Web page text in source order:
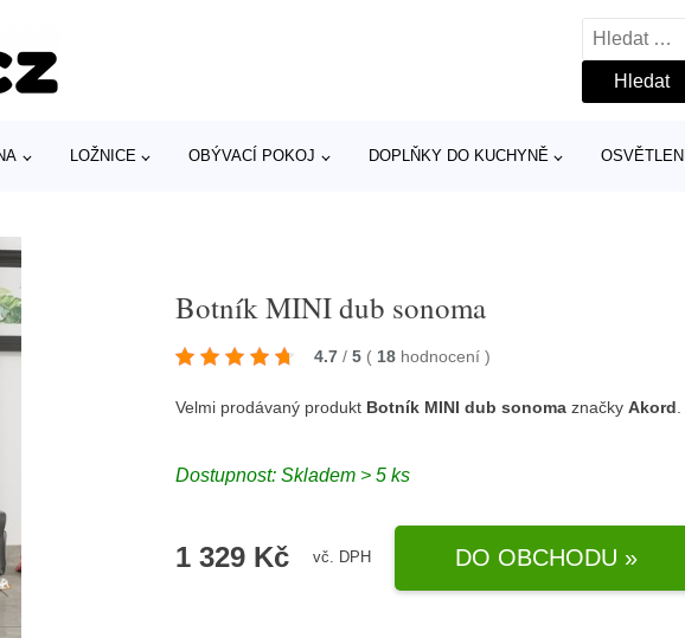
Vyhledávání
LOŽNICE OBÝVACÍ POKOJ DOPLŇKY DO KUCHYNĚ OSVĚTLENÍ
Botník MINI dub sonoma
4.7 / 5 ( 18 hodnocení)
Velmi prodávaný produkt Botník MINI dub sonoma značkyAkord
Dostupnost: Skladem > 5 ks
1 329 Kč vč. DPH DO OBCHODU »